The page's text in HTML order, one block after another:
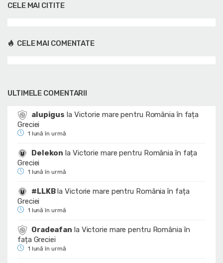
CELE MAI CITITE
CELE MAI COMENTATE
ULTIMELE COMENTARII
alupigus la Victorie mare pentru România în fața
Greciei
1 lună în urmă
Delekon la Victorie mare pentru România în fața
Greciei
1 lună în urmă
#LLKBlaVictorie mare pentru România în fața
Greciei
1 lună în urmă
Oradeafan la Victorie mare pentru România în
fața Greciei
1 lună în urmă